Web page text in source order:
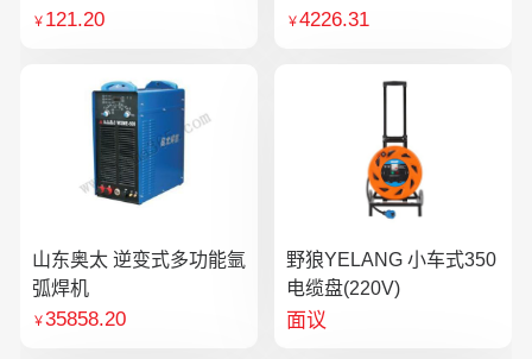
￥ 121.20 ￥4226.31
山东奥太 逆变式多功能氩
弧焊机
￥35858.20
野狼YELANG 小车式350
电缆盘(220V)
面议